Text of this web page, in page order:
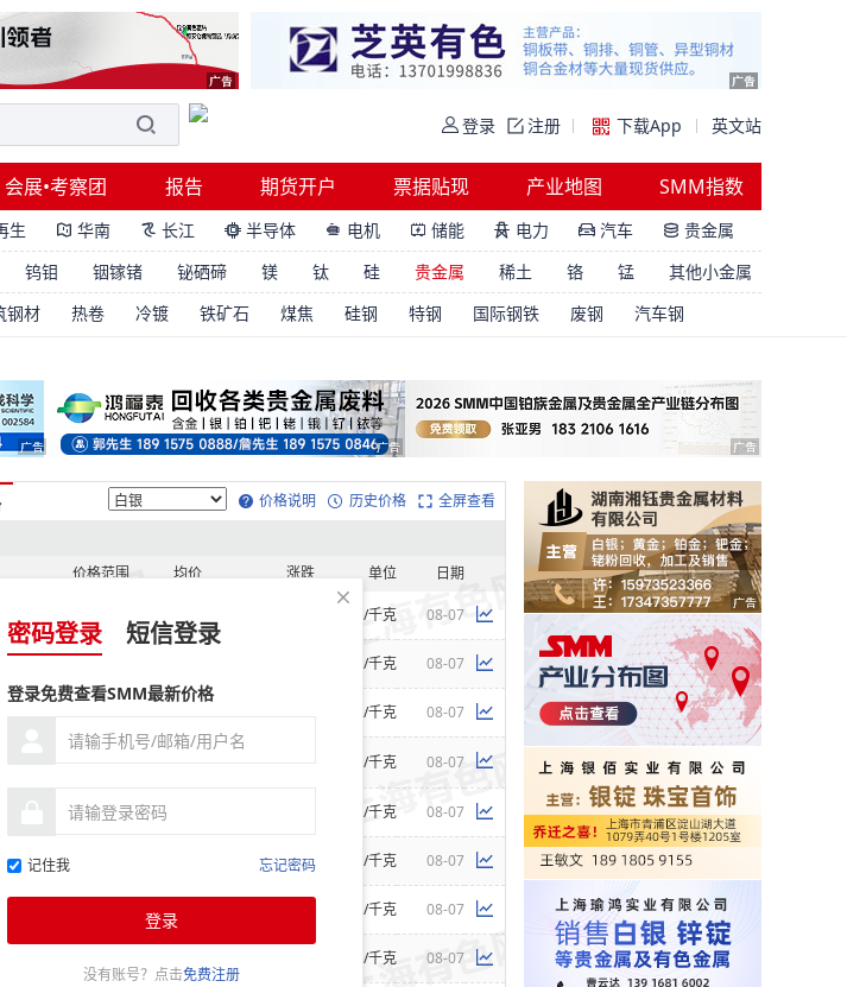
登录 注册 下载App 英文站
会展•考察团 报告 期货开户 票据贴现 产业地图 SMM指数
生  华南  长江  半导体  电机  储能  电力  汽车  贵金属
钨钼 铟镓锗 铋硒碲 镁 钛 硅 贵金属 稀土 铬 锰
其他小金属
钢材 热卷 冷镀 铁矿石 煤焦 硅钢 特钢 国际钢铁 废钢 汽车钢
密码登录 短信登录
登录免费查看SMM最新价格
记住我 忘记密码
登录
没有账号？点击免费注册
价格说明 历史价格
全屏查看
价格范围 均价 涨跌 单位 日期
元/千克 08-07
未登录 元/千克 08-07
元/千克
08-07
元/千克 08-07
未登录 元/千克 08-07
未登录 元/千克 08-07
元/千克 08-07
元/千克
08-07